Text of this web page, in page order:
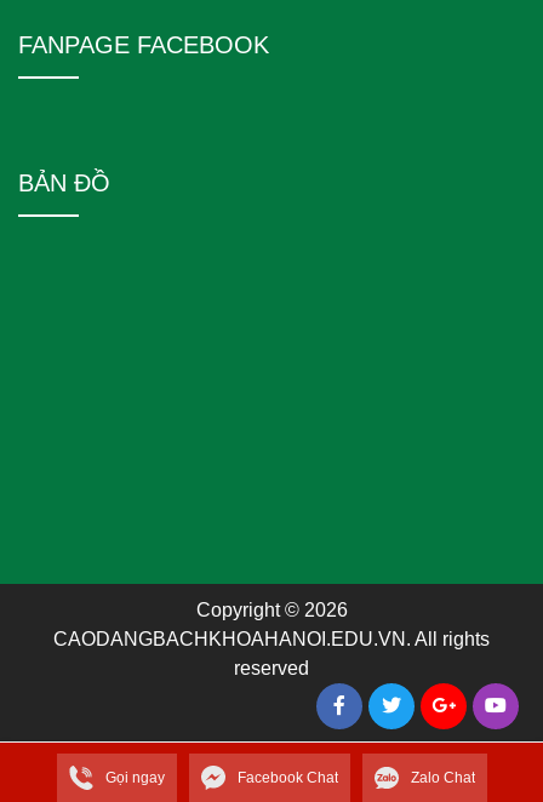
FANPAGE FACEBOOK
BẢN ĐỒ
Copyright © 2026
CAODANGBACHKHOAHANOI.EDU.VN. All rights
reserved
Gọi ngay Facebook Chat Zalo Chat